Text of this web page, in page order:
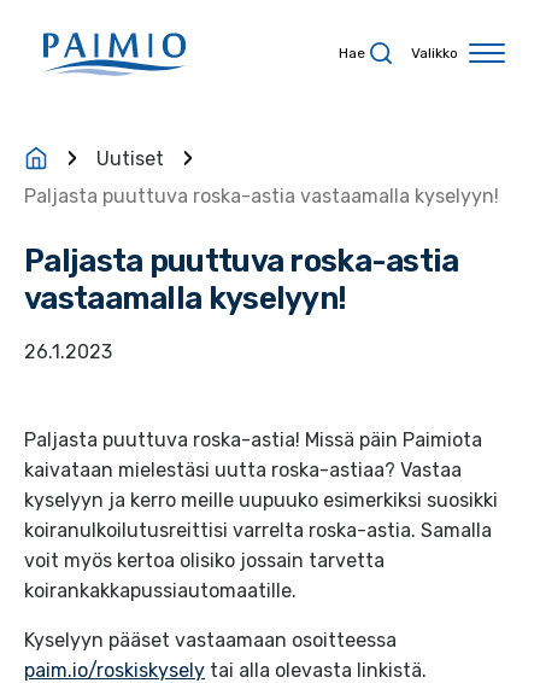
Hae Valikko
Uutiset
Paljasta puuttuva roska-astia vastaamalla kyselyyn!
Paljasta puuttuva roska-astia
vastaamalla kyselyyn!
26.1.2023
Paljasta puuttuva roska-astia! Missä päin Paimiota
kaivataan mielestäsi uutta roska-astiaa? Vastaa
kyselyyn ja kerro meille uupuuko esimerkiksi suosikki
koiranulkoilutusreittisi varrelta roska-astia. Samalla
voit myös kertoa olisiko jossain tarvetta
koirankakkapussiautomaatille.
Kyselyyn pääset vastaamaan osoitteessa
paim.io/roskiskysely tai alla olevasta linkistä.